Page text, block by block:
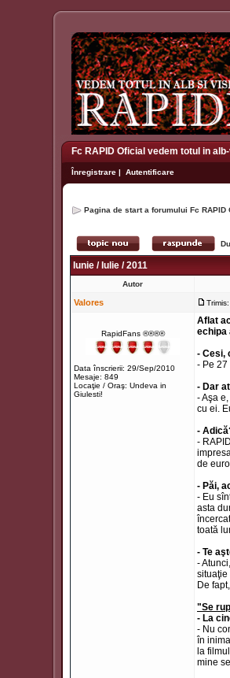
Fc RAPID Oficial vedem totul in
Înregistrare | Autentificare
Pagina de start a forumului Fc
Iunie / Iulie / 2011
Autor
Valores
RapidFans ®®®®
Data înscrierii: 29/Sep/2010
Mesaje: 849
Locaţie / Oraş: Undeva in
Giulesti!
Aflat
echipa
- Cesi,
- Pe 27
- Dar
- Aşa
cu ei.
-
-
de
- Păi,
- Eu
asta
toată
- Te
-
situaţie
De
"Se
- La
- Nu
în
la
mine